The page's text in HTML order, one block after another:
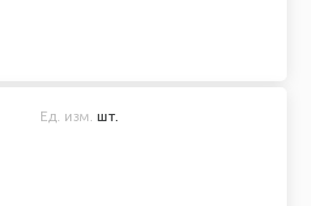
Ед. изм. шт.